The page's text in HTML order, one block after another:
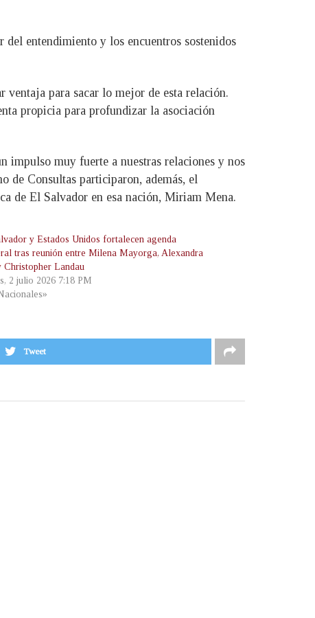
del entendimiento y los encuentros sostenidos
ventaja para sacar lo mejor de esta relación.
propicia para profundizar la asociación
impulso muy fuerte a nuestras relaciones y nos
de Consultas participaron, además, el
de El Salvador en esa nación, Miriam Mena.
y Estados Unidos fortalecen agenda
tras reunión entre Milena Mayorga, Alexandra
Landau
2 julio 2026 7:18 PM
Tweet